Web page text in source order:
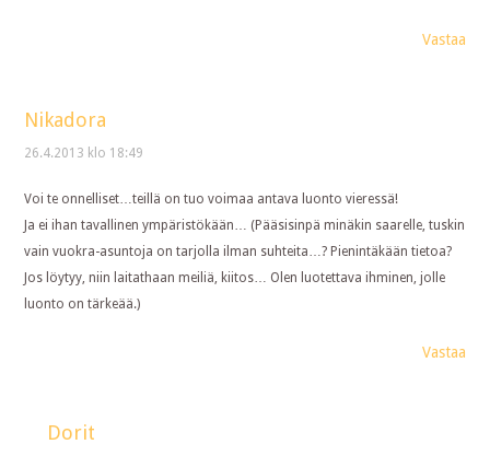
Vastaa
Nikadora
26.4.2013 klo 18:49
Voi te onnelliset…teillä on tuo voimaa antava luonto vieressä!
Ja ei ihan tavallinen ympäristökään… (Pääsisinpä minäkin saarelle, tuskin
vain vuokra-asuntoja on tarjolla ilman suhteita…? Pienintäkään tietoa?
Jos löytyy, niin laitathaan meiliä, kiitos… Olen luotettava ihminen, jolle
luonto on tärkeää.)
Vastaa
Dorit